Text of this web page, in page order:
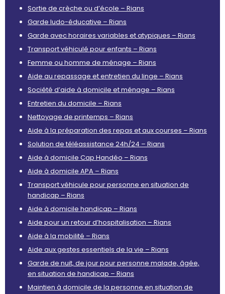
Sortie de crèche ou d’école – Rians
Garde ludo-éducative – Rians
Garde avec horaires variables et atypiques – Rians
Transport véhiculé pour enfants – Rians
Femme ou homme de ménage – Rians
Aide au repassage et entretien du linge – Rians
Société d’aide à domicile et ménage – Rians
Entretien du domicile – Rians
Nettoyage de printemps – Rians
Aide à la préparation des repas et aux courses – Rians
Solution de téléassistance 24h/24 – Rians
Aide à domicile Cap Handéo – Rians
Aide à domicile APA – Rians
Transport véhicule pour personne en situation de
handicap – Rians
Aide à domicile handicap – Rians
Aide pour un retour d’hospitalisation – Rians
Aide à la mobilité – Rians
Aide aux gestes essentiels de la vie – Rians
Garde de nuit, de jour pour personne malade, âgée,
en situation de handicap – Rians
Maintien à domicile de la personne en situation de